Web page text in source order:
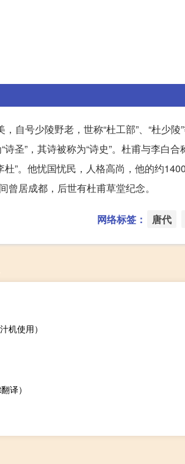
自号少陵野老，世称“杜工部”、“杜少
圣”，其诗被称为“诗史”。杜甫与李白
杜”。他忧国忧民，人格高尚，他的约
曾居成都，后世有杜甫草堂纪念。
网络标签： 唐代
机使用）
译）